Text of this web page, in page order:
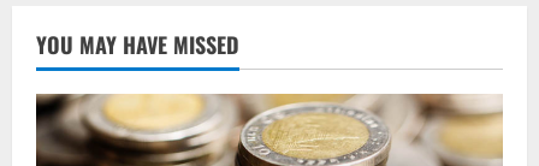
YOU MAY HAVE MISSED